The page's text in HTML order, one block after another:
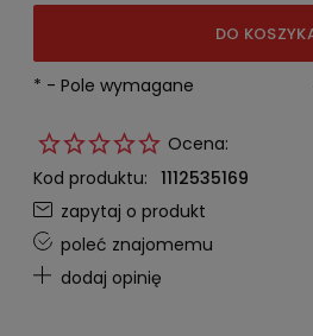
DO
* - Pole wymagane
Ocena:
Kod produktu: 1112535169
zapytaj o produkt
poleć znajomemu
dodaj opinię